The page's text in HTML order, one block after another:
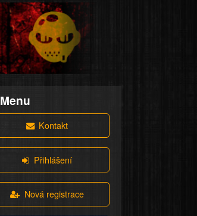
Menu
Kontakt
Přihlášení
Nová registrace